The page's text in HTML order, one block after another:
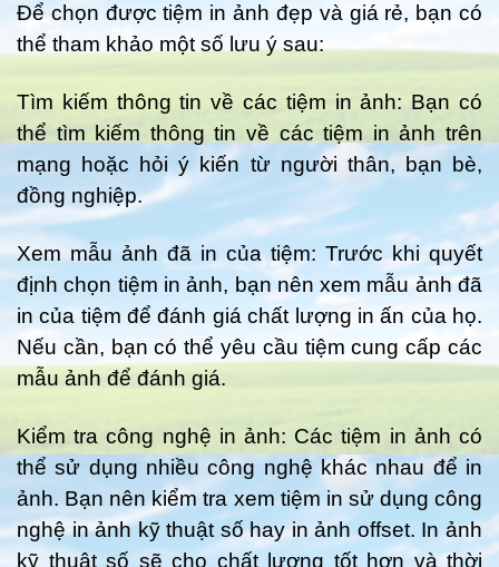
Để chọn được tiệm in ảnh đẹp và giá rẻ, bạn có
thể tham khảo một số lưu ý sau:
Tìm kiếm thông tin về các tiệm in ảnh: Bạn có
thể tìm kiếm thông tin về các tiệm in ảnh trên
mạng hoặc hỏi ý kiến từ người thân, bạn bè,
đồng nghiệp.
Xem mẫu ảnh đã in của tiệm: Trước khi quyết
định chọn tiệm in ảnh, bạn nên xem mẫu ảnh đã
in của tiệm để đánh giá chất lượng in ấn của họ.
Nếu cần, bạn có thể yêu cầu tiệm cung cấp các
mẫu ảnh để đánh giá.
Kiểm tra công nghệ in ảnh: Các tiệm in ảnh có
thể sử dụng nhiều công nghệ khác nhau để in
ảnh. Bạn nên kiểm tra xem tiệm in sử dụng công
nghệ in ảnh kỹ thuật số hay in ảnh offset. In ảnh
kỹ thuật số sẽ cho chất lượng tốt hơn và thời